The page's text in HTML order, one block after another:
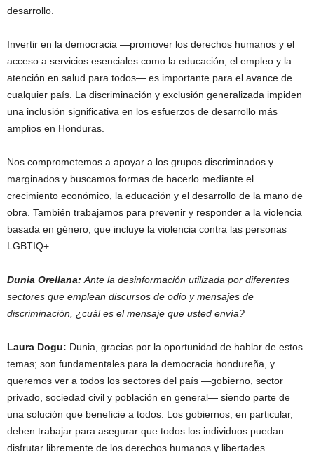
desarrollo.
Invertir en la democracia ―promover los derechos humanos y el
acceso a servicios esenciales como la educación, el empleo y la
atención en salud para todos― es importante para el avance de
cualquier país. La discriminación y exclusión generalizada impiden
una inclusión significativa en los esfuerzos de desarrollo más
amplios en Honduras.
Nos comprometemos a apoyar a los grupos discriminados y
marginados y buscamos formas de hacerlo mediante el
crecimiento económico, la educación y el desarrollo de la mano de
obra. También trabajamos para prevenir y responder a la violencia
basada en género, que incluye la violencia contra las personas
LGBTIQ+.
Dunia Orellana: Ante la desinformación utilizada por diferentes
sectores que emplean discursos de odio y mensajes de
discriminación, ¿cuál es el mensaje que usted envía?
Laura Dogu: Dunia, gracias por la oportunidad de hablar de estos
temas; son fundamentales para la democracia hondureña, y
queremos ver a todos los sectores del país ―gobierno, sector
privado, sociedad civil y población en general― siendo parte de
una solución que beneficie a todos. Los gobiernos, en particular,
deben trabajar para asegurar que todos los individuos puedan
disfrutar libremente de los derechos humanos y libertades